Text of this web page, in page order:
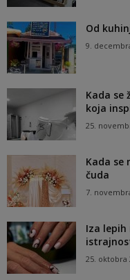
Od
9.
Kada se
koja
25.
Kada se
čuda
7.
Iza
25. oktobra